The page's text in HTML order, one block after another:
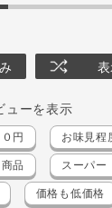
ューを表示
円 お味見程
商品 スーパー
価格も低価格